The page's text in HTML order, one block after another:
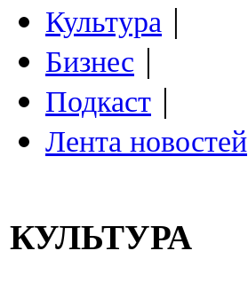
Культура |
Бизнес |
Подкаст |
Лента новостей
КУЛЬТУРА